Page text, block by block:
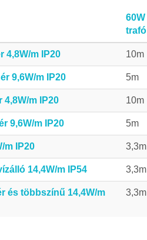
60W
trafó
4,8W/m IP20 10m
9,6W/m IP20 5m
4,8W/m IP20 10m
9,6W/m IP20 5m
m IP20 3,3m
14,4W/m IP54 3,3m
és többszínű 14,4W/m
3,3m